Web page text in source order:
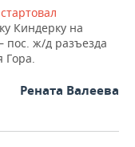
стартовал
Киндерку на
пос. ж/д разъезда
Гора.
Рената Валеева